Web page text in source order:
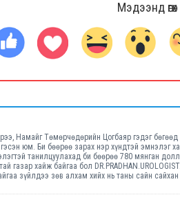
Мэдээнд
Намайг Төмөрчөдөрийн Цогбаяр гэдэг
гэсэн юм. Би бөөрөө зарах нэр хүндтэй
танилцуулахад би бөөрөө 780 мянган
газар хайж байгаа бол
зүйлдээ зөв алхам хийх нь таны сайн